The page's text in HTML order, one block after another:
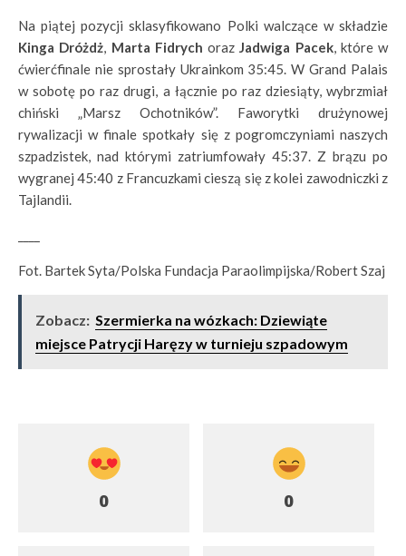
Na piątej pozycji sklasyfikowano Polki walczące w składzie
Kinga Dróżdż, Marta Fidrych orazJadwiga Pacek, które w
ćwierćfinale nie sprostały Ukrainkom 35:45. W Grand Palais
w sobotę po raz drugi, a łącznie po raz dziesiąty, wybrzmiał
chiński „Marsz Ochotników”. Faworytki drużynowej
rywalizacji w finale spotkały się z pogromczyniami naszych
szpadzistek, nad którymi zatriumfowały 45:37. Z brązu po
wygranej 45:40 z Francuzkami cieszą się z kolei zawodniczki z
Tajlandii.
Fot. Bartek Syta/Polska Fundacja Paraolimpijska/Robert Szaj
Zobacz: Szermierka na wózkach: Dziewiąte
miejsce Patrycji Haręzy w turnieju szpadowym
0 0